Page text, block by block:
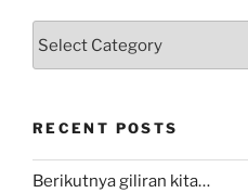
RECENT POSTS
Berikutnya giliran kita…